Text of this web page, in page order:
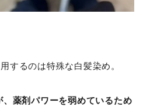
するのは特殊な白髪染め。
薬剤パワーを弱めているため